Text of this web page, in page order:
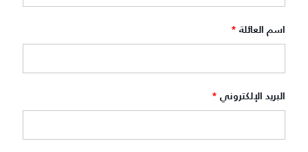
اسم العائلة *
البريد الإلكتروني *